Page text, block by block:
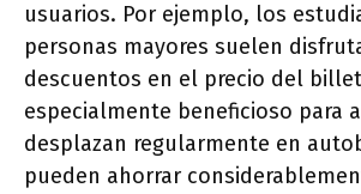
usuarios. Por ejemplo, los
personas mayores suelen
descuentos en el precio del
especialmente beneficioso para
desplazan regularmente en
pueden ahorrar